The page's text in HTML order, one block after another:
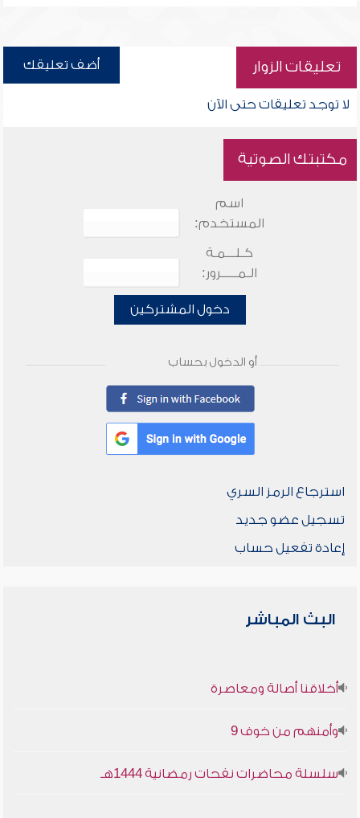
تعليقات الزوار أضف تعليقك
لا توجد تعليقات حتى الآن
مكتبتك الصوتية
اسم
المستخدم:
كـلـــمـة
الـمـــــرور:
دخول المشتركين
أو الدخول بحساب
استرجاع الرمز السري
تسجيل عضو جديد
إعادة تفعيل حساب
البث المباشر
أخلاقنا أصالة ومعاصرة
وأمنهم من خوف 9
سلسلة محاضرات نفحات رمضانية 1444هـ